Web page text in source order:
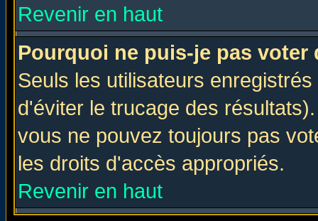
Revenir en haut
Pourquoi ne puis-je pas voter
Seuls les utilisateurs
d'éviter le trucage des
vous ne pouvez toujours pas
les droits d'accès appropriés.
Revenir en haut